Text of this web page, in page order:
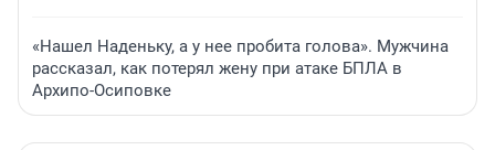
«Нашел Наденьку, а у нее пробита голова». Мужчина
рассказал, как потерял жену при атаке БПЛА в
Архипо-Осиповке